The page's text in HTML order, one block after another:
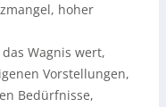
hoher
Wagnis wert,
Vorstellungen,
Bedürfnisse,